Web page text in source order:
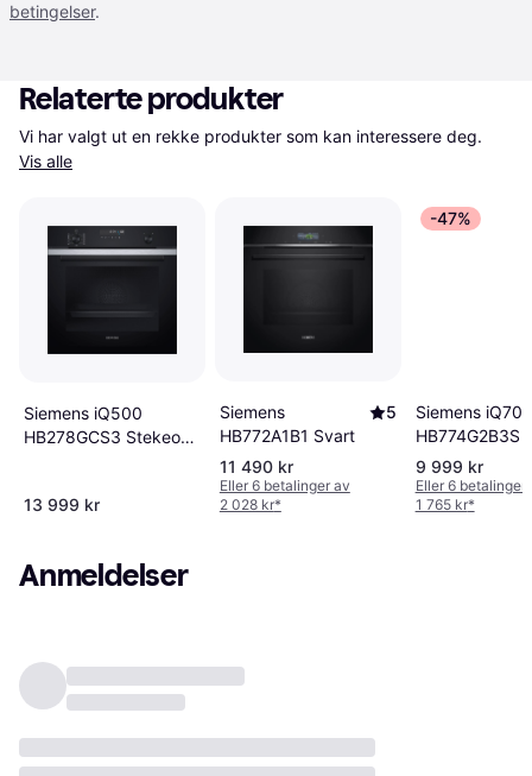
betingelser.
Relaterte produkter
Vis alle
Siemens iQ500
HB278GCS3 Stekeovn
13 999 kr
Siemens
HB772A1B1 Svart
5
11 490 kr
Eller 6 betalinger av
2 028 kr*
-47%
Siemens iQ700
HB774G2B3S
9 999 kr
Eller 6 betalinger
1 765 kr*
Anmeldelser